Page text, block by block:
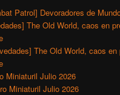
Patrol] Devoradores de
The Old World, caos en
The Old World, caos en
Miniaturil Julio 2026
Miniaturil Julio 2026